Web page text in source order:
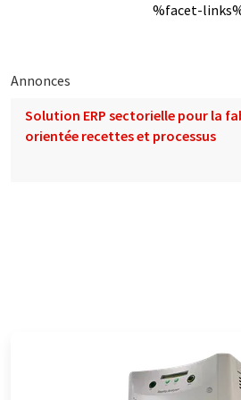
%facet-
Annonces
Solution ERP sectorielle pour la
orientée recettes et processus